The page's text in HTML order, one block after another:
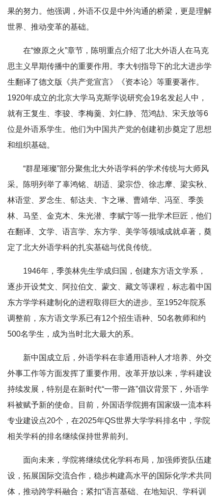
果的努力。他强调，外语不仅是中外沟通的桥梁，更是理解
世界、推动变革的基础。
在“燎原之火”章节，陈明重点介绍了北大外语人在马克
思主义早期传播中的重要作用。李大钊指导下的北大进步学
生翻译了德文版《共产党宣言》《资本论》等重要著作。
1920年成立的北京大学马克斯学说研究会19名发起人中，
就有王复生、李骏、李梅羹、刘仁静、范鸿劼、宋天放等6
位是外语系学生。他们为中国共产党的创建初步奠定了思想
和组织基础。
“群星璀璨”部分聚焦北大外语学科的学术传统与大师风
采。陈明列举了辜鸿铭、胡适、梁宗岱、徐志摩、梁实秋、
林语堂、罗念生、郁达夫、卞之琳、曹靖华、冯至、季羡
林、马坚、金克木、朱光潜、李赋宁等一批学术巨匠，他们
在翻译、文学、语言学、东方学、美学等领域成就卓著，奠
定了北大外语学科的扎实基础与优良传统。
1946年，季羡林先生学成归国，创建东方语文学系，
逐步开设梵文、阿拉伯文、蒙文、藏文等课程，标志着中国
东方学学科建制化的进程取得巨大的进步。至1952年院系
调整前，东方语文学系已有12个招生语种、50名教师和约
500名学生，成为当时北大最大的系。
新中国成立后，外语学科在非通用语种人才培养、外交
外事工作等方面发挥了重要作用。改革开放以来，学科建设
持续发展，特别是在新时代“一带一路”倡议背景下，外语学
科被赋予新的使命。目前，外国语学院拥有国家级一流本科
专业建设点20个，在2025年QS世界大学学科排名中，学院
相关学科的排名继续保持世界前列。
面向未来，学院将继续优化学科布局，加强师资队伍建
设，拓展国际交流合作，稳步构建高水平的国际化学术共同
体，推动跨学科融合；紧扣“语言基础、在地知识、学科训